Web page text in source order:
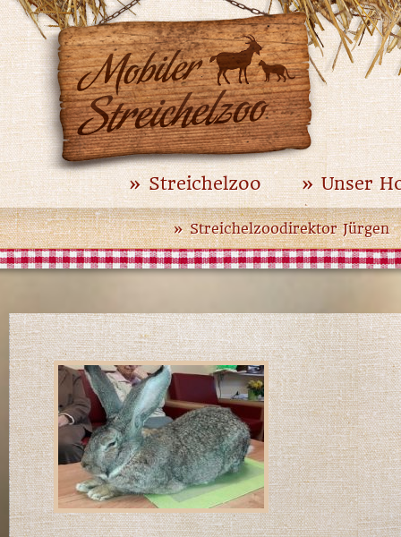
» Streichelzoo » Unser
» Streichelzoodirektor Jürgen